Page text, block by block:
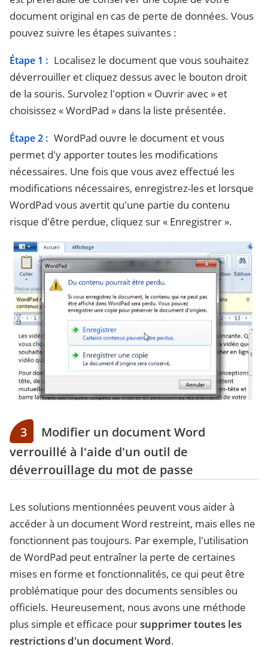
document original en cas de perte de données. Vous
pouvez suivre les étapes suivantes :
Étape 1 : Localisez le document que vous souhaitez
déverrouiller et cliquez dessus avec le bouton droit
de la souris. Survolez l'option « Ouvrir avec » et
choisissez « WordPad » dans la liste présentée.
Étape 2 : WordPad ouvre le document et vous
permet d'y apporter toutes les modifications
nécessaires. Une fois que vous avez effectué les
modifications nécessaires, enregistrez-les et lorsque
WordPad vous avertit qu'une partie du contenu
risque d'être perdue, cliquez sur « Enregistrer ».
3
Modifier un document Word
verrouillé à l'aide d'un outil de
déverrouillage du mot de passe
Les solutions mentionnées peuvent vous aider à
accéder à un document Word restreint, mais elles ne
fonctionnent pas toujours. Par exemple, l'utilisation
de WordPad peut entraîner la perte de certaines
mises en forme et fonctionnalités, ce qui peut être
problématique pour des documents sensibles ou
officiels. Heureusement, nous avons une méthode
plus simple et efficace poursupprimer toutes les
restrictions d'un document Word.